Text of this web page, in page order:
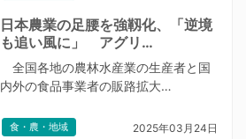
日本農業の足腰を強靱化、「逆境
も追い風に」 アグリ…
全国各地の農林水産業の生産者と国
内外の食品事業者の販路拡大…
食・農・地域 2025年03月24日